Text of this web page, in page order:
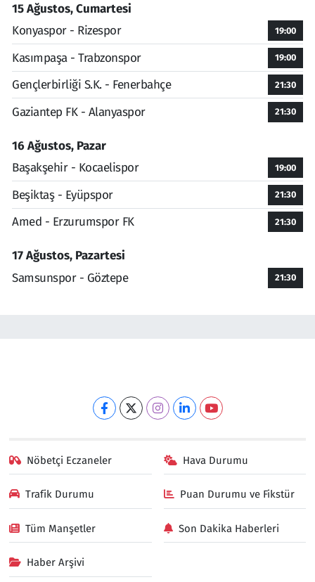
15 Ağustos, Cumartesi
Konyaspor - Rizespor
19:00
Kasımpaşa - Trabzonspor 19:00
Gençlerbirliği S.K. - Fenerbahçe 21:30
Gaziantep FK - Alanyaspor 21:30
16 Ağustos, Pazar
Başakşehir - Kocaelispor
19:00
Beşiktaş - Eyüpspor 21:30
Amed - Erzurumspor FK 21:30
17 Ağustos, Pazartesi
Samsunspor - Göztepe
21:30
Nöbetçi Eczaneler Hava Durumu
Trafik Durumu Puan Durumu ve Fikstür
Tüm Manşetler Son Dakika Haberleri
Haber Arşivi